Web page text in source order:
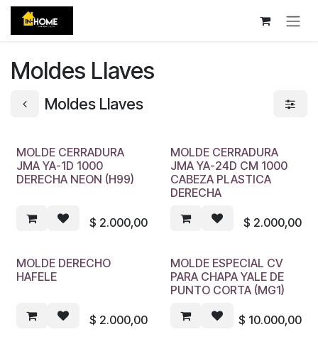
Ir al contenido
Moldes Llaves
Moldes Llaves
MOLDE CERRADURA
JMA YA-1D 1000
DERECHA NEON (H99)
$ 2.000,00
MOLDE CERRADURA
JMA YA-24D CM 1000
CABEZA PLASTICA
DERECHA
$ 2.000,00
MOLDE DERECHO
HAFELE
$ 2.000,00
MOLDE ESPECIAL CV
PARA CHAPA YALE DE
PUNTO CORTA (MG1)
$ 10.000,00